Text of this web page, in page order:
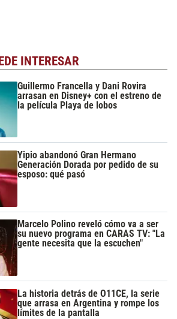
INTERESAR
Guillermo Francella y Dani Rovira
arrasan en Disney+ con el estreno de
la película Playa de lobos
Yipio abandonó Gran Hermano
Generación Dorada por pedido de su
esposo: qué pasó
Marcelo Polino reveló cómo va a ser
su nuevo programa en CARAS TV: "La
gente necesita que la escuchen"
La historia detrás de O11CE, la serie
que arrasa en Argentina y rompe los
límites de la pantalla